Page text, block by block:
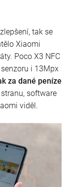
tak se
Xiaomi
Poco X3 NFC
i 13Mpx
za dané peníze
software
viděl.